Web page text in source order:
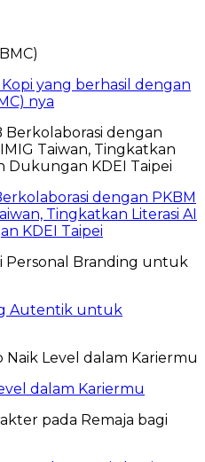
yang berhasil dengan
nya
dengan PKBM
Tingkatkan Literasi AI
KDEI Taipei
Autentik untuk
dalam Kariermu